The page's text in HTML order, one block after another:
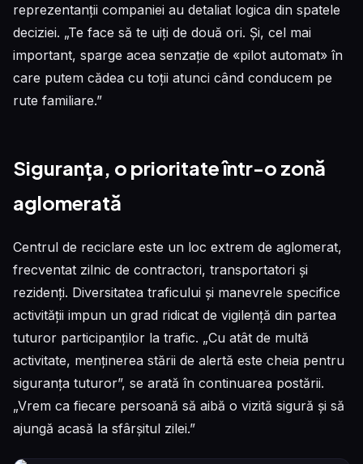
reprezentanții companiei au detaliat logica din spatele
deciziei. „Te face să te uiți de două ori. Și, cel mai
important, sparge acea senzație de «pilot automat» în
care putem cădea cu toții atunci când conducem pe
rute familiare.”
Siguranța, o prioritate într-o zonă
aglomerată
Centrul de reciclare este un loc extrem de aglomerat,
frecventat zilnic de contractori, transportatori și
rezidenți. Diversitatea traficului și manevrele specifice
activității impun un grad ridicat de vigilență din partea
tuturor participanților la trafic. „Cu atât de multă
activitate, menținerea stării de alertă este cheia pentru
siguranța tuturor”, se arată în continuarea postării.
„Vrem ca fiecare persoană să aibă o vizită sigură și să
ajungă acasă la sfârșitul zilei.”